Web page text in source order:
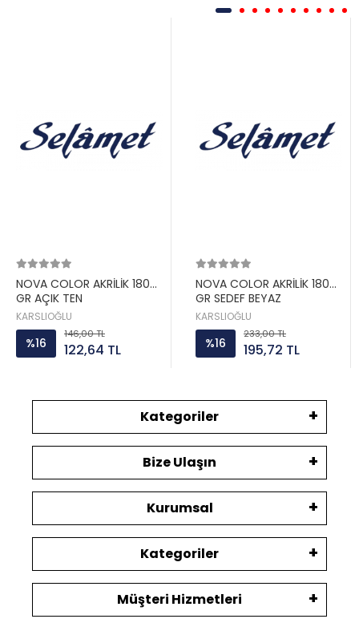
NOVA COLOR AKRİLİK 180
GR AÇIK TEN
KARSLIOĞLU
%16
146,00 TL
122,64 TL
NOVA COLOR AKRİLİK 180
GR SEDEF BEYAZ
KARSLIOĞLU
%16
233,00 TL
195,72 TL
Kategoriler
Bize Ulaşın
Kurumsal
Kategoriler
Müşteri Hizmetleri